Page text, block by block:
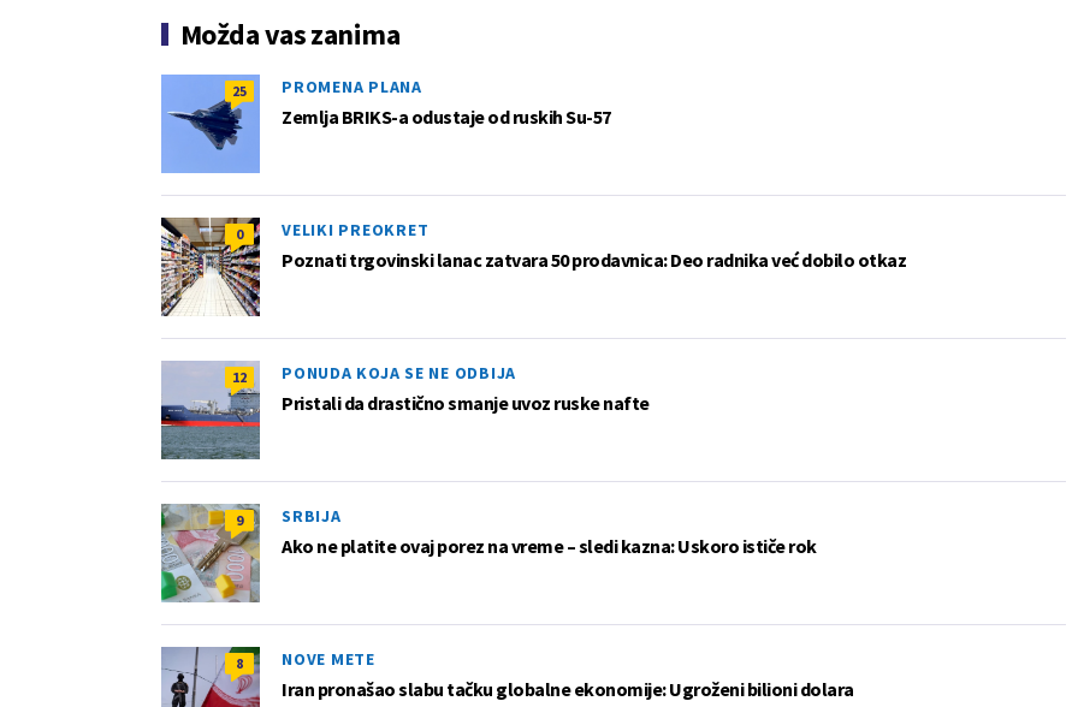
Možda vas zanima
25 PROMENA PLANA
Zemlja BRIKS-a odustaje od ruskih Su-57
0 VELIKI PREOKRET
Poznati trgovinski lanac zatvara 50 prodavnica: Deo radnika već dobilo otkaz
12 PONUDA KOJA SE NE ODBIJA
Pristali da drastično smanje uvoz ruske nafte
9 SRBIJA
Ako ne platite ovaj porez na vreme – sledi kazna: Uskoro ističe rok
8 NOVE METE
Iran pronašao slabu tačku globalne ekonomije: Ugroženi bilioni dolara